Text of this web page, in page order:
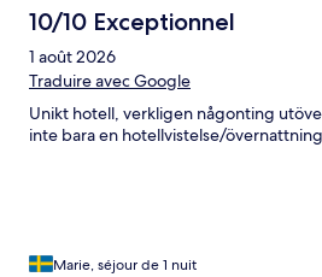
10/10 Exceptionnel
1 août 2026
Traduire avec Google
Unikt hotell, verkligen någonting
inte bara en hotellvistelse/
Marie, séjour de 1 nuit